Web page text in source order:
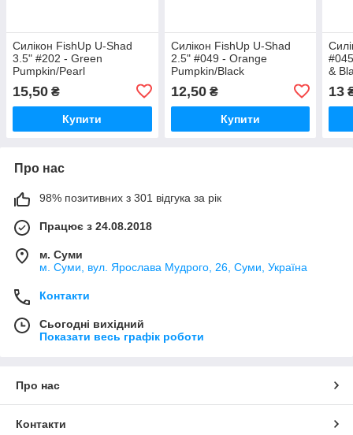
Силікон FishUp U-Shad
3.5" #202 - Green
Pumpkin/Pearl
15,50 ₴
Купити
Силікон FishUp U-Shad
2.5" #049 - Orange
Pumpkin/Black
12,50₴
Купити
&
13
Про нас
98% позитивних з 301 відгука за рік
Працює з 24.08.2018
м. Суми
м. Суми, вул. Ярослава Мудрого, 26, Суми, Україна
Контакти
Сьогодні вихідний
Показати весь графік роботи
Про нас
Контакти